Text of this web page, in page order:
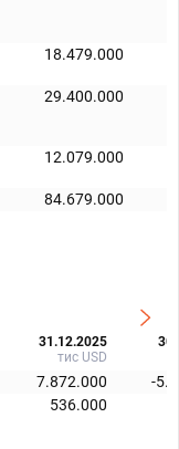
18.479.000
29.400.000
12.079.000
84.679.000
31.12.2025
тис USD
7.872.000
-
536.000